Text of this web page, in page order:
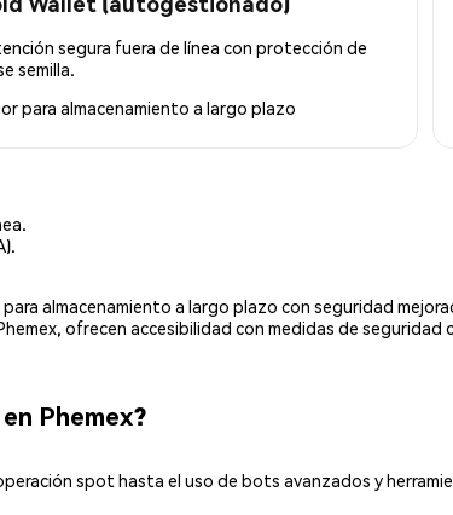
segura fuera de línea con protección de
semilla.
para almacenamiento a largo plazo
almacenamiento a largo plazo con seguridad
ofrecen accesibilidad con medidas de
Phemex?
spot hasta el uso de bots avanzados y